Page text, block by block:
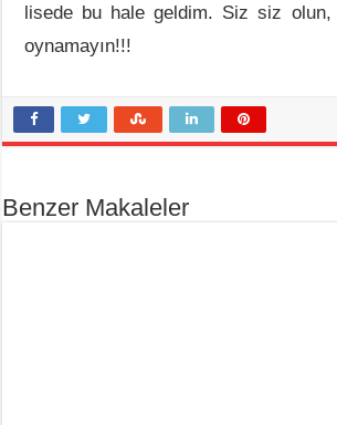
lisede bu hale geldim. Siz siz
oynamayın!!!
Benzer Makaleler